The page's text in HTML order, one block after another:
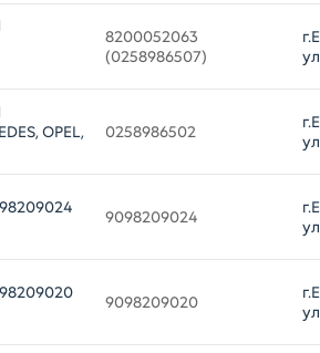
8200052063
(0258986507)
OPEL,
0258986502
9098209024
9098209020